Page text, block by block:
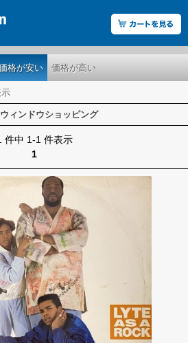
格が安い 価格が高い
ウィンドウショッピング
件中 1-1 件表示
1